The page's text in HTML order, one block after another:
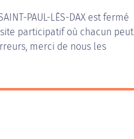
PAUL-LÈS-DAX est fermé
participatif où chacun peut
merci de nous les